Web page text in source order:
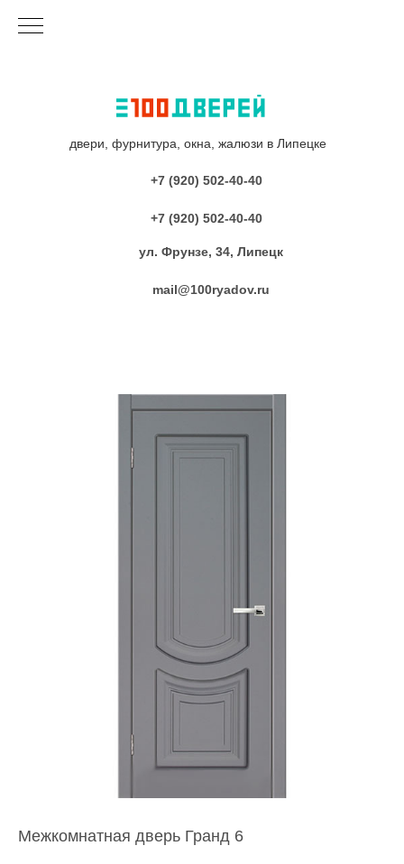
двери, фурнитура, окна, жалюзи в Липецке
+7 (920) 502-40-40
+7 (920) 502-40-40
ул. Фрунзе, 34, Липецк
mail@100ryadov.ru
Межкомнатная дверь Гранд 6